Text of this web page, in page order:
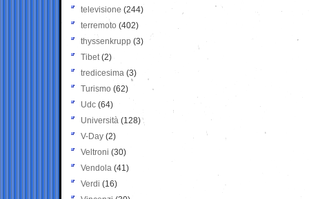
televisione(244)
terremoto (402)
thyssenkrupp (3)
Tibet(2)
tredicesima (3)
Turismo (62)
Udc (64)
Università (128)
V-Day (2)
Veltroni (30)
Vendola (41)
Verdi (16)